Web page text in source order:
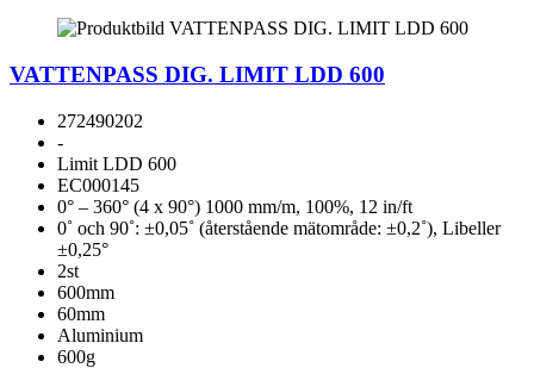
VATTENPASS DIG. LIMIT LDD 600
272490202
-
Limit LDD 600
EC000145
0° – 360° (4 x 90°) 1000 mm/m, 100%, 12 in/ft
0˚ och 90˚: ±0,05˚ (återstående mätområde: ±0,2˚), Libeller
±0,25°
2st
600mm
60mm
Aluminium
600g